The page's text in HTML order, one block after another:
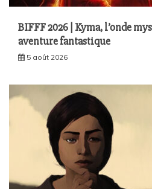
BIFFF 2026 | Kyma, l’onde
aventure fantastique
5 août 2026